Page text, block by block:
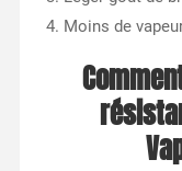
Moins de